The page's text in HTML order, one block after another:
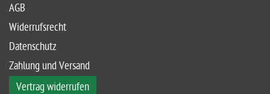
AGB
Widerrufsrecht
Datenschutz
Zahlung und Versand
Vertrag widerrufen